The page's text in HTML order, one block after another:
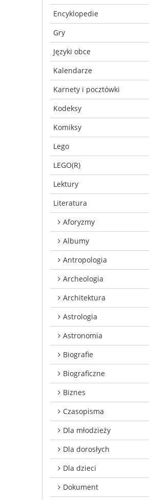
Encyklopedie
Gry
Języki obce
Kalendarze
Karnety i pocztówki
Kodeksy
Komiksy
Lego
LEGO(R)
Lektury
Literatura
Aforyzmy
Albumy
Antropologia
Archeologia
Architektura
Astrologia
Astronomia
Biografie
Biograficzne
Biznes
Czasopisma
Dla młodzieży
Dla dorosłych
Dla dzieci
Dokument